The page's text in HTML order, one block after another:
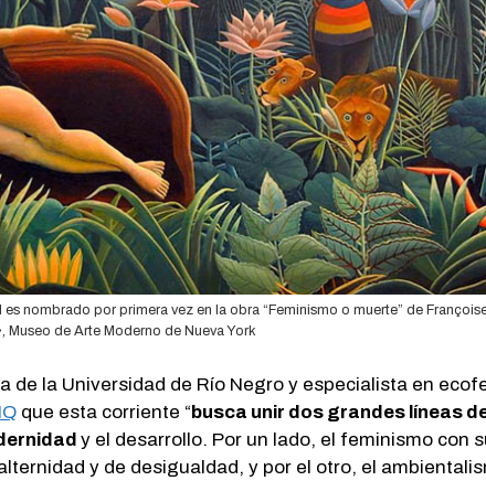
es nombrado por primera vez en la obra “Feminismo o muerte” de
Museo de Arte Moderno de Nueva York
de la Universidad de Río Negro y especialista en
que esta corriente “busca unir dos grandes líneas
y el desarrollo. Por un lado, el feminismo con
y de desigualdad, y por el otro, el